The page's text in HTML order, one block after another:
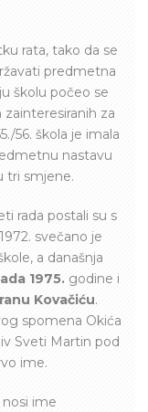
rata, tako da se
predmetna
školu počeo se
zainteresiranih za
56. škola je imala
nastavu
tri smjene.
rada postali su s
svečano je
a današnja
1975. godine i
Kovačiću.
spomena Okića
Sveti Martin pod
ime.
ime